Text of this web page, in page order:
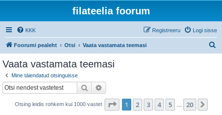
filateelia foorum
KKK Logi sisse
Registreeru
Foorumi pealeht Otsi Vaata vastamata teemasi
Vaata vastamata teemasi
Mine täiendatud otsinguisse
Otsi
Otsing leidis rohkem kui 1000 vastet 1 . leht20 -st
1 2 3 4 5 20